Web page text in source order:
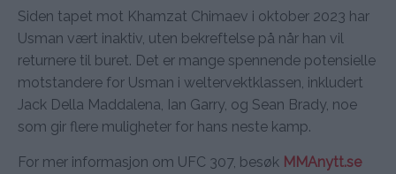
Siden tapet mot Khamzat Chimaev i oktober 2023 har
Usman vært inaktiv, uten bekreftelse på når han vil
returnere til buret. Det er mange spennende potensielle
motstandere for Usman i weltervektklassen, inkludert
Jack Della Maddalena, Ian Garry, og Sean Brady, noe
som gir flere muligheter for hans neste kamp.
For mer informasjon om UFC 307, besøk MMAnytt.se